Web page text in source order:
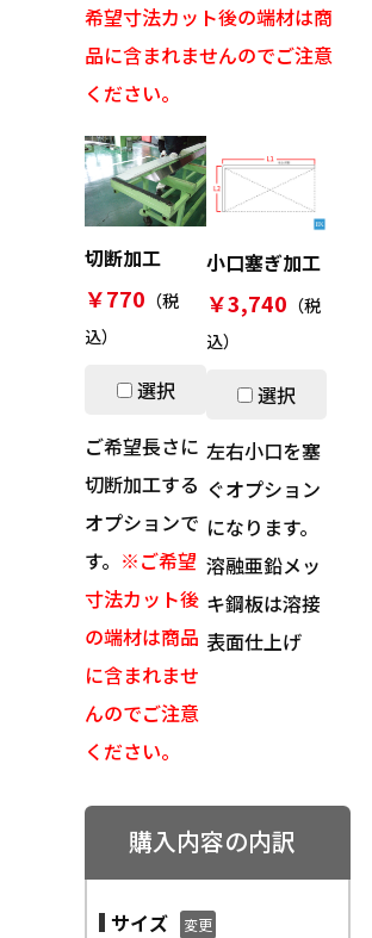
希望寸法カット後の端材は商
品に含まれませんのでご注意
ください。
切断加工
￥770 （税
込）
選択
ご希望長さに
切断加工する
オプションで
す。 ※ご希望
寸法カット後
の端材は商品
に含まれませ
んのでご注意
ください。
小口塞ぎ加工
￥3,740 （税
込）
選択
左右小口を塞
ぐオプション
になります。
溶融亜鉛メッ
キ鋼板は溶接
表面仕上げ
購入内容の内訳
サイズ 変更